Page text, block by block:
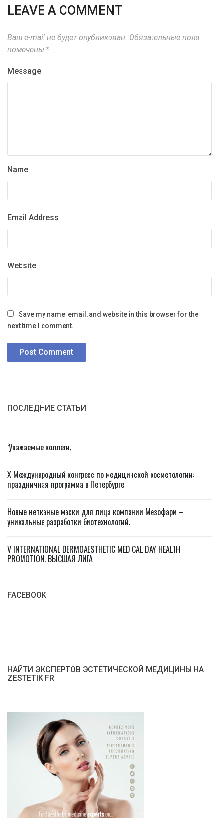
LEAVE A COMMENT
Ваш e-mail не будет опубликован. Обязательные поля
помечены *
Message
Name
Email Address
Website
Save my name, email, and website in this browser for the
next time I comment.
ПОСЛЕДНИЕ СТАТЬИ
‘Уважаемые коллеги,
X Международный конгресс по медицинской косметологии:
праздничная программа в Петербурге
Новые нетканые маски для лица компании Мезофарм –
уникальные разработки биотехнологий.
V INTERNATIONAL DERMOAESTHETIC MEDICAL DAY HEALTH
PROMOTION. ВЫСШАЯ ЛИГА
FACEBOOK
НАЙТИ ЭКСПЕРТОВ ЭСТЕТИЧЕСКОЙ МЕДИЦИНЫ НА
ZESTETIK.FR